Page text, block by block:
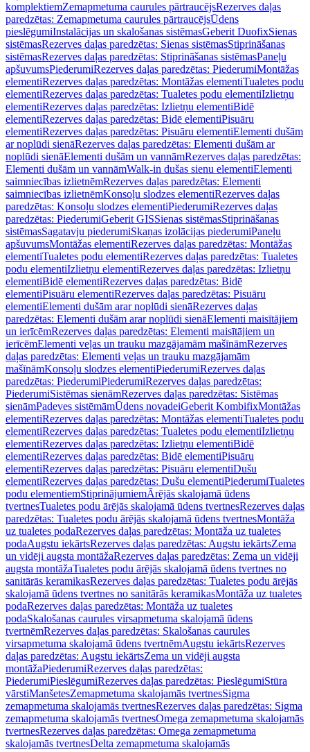
komplektiemZemapmetuma caurules pārtraucējsRezerves daļas
paredzētas: Zemapmetuma caurules pārtraucējsŪdens
pieslēgumiInstalācijas un skalošanas sistēmasGeberit DuofixSienas
sistēmasRezerves daļas paredzētas: Sienas sistēmasStiprināšanas
sistēmasRezerves daļas paredzētas: Stiprināšanas sistēmasPaneļu
apšuvumsPiederumiRezerves daļas paredzētas: PiederumiMontāžas
elementiRezerves daļas paredzētas: Montāžas elementiTualetes podu
elementiRezerves daļas paredzētas: Tualetes podu elementiIzlietņu
elementiRezerves daļas paredzētas: Izlietņu elementiBidē
elementiRezerves daļas paredzētas: Bidē elementiPisuāru
elementiRezerves daļas paredzētas: Pisuāru elementiElementi dušām
ar noplūdi sienāRezerves daļas paredzētas: Elementi dušām ar
noplūdi sienāElementi dušām un vannāmRezerves daļas paredzētas:
Elementi dušām un vannāmWalk-in dušas sienu elementiElementi
saimniecības izlietnēmRezerves daļas paredzētas: Elementi
saimniecības izlietnēmKonsoļu slodzes elementiRezerves daļas
paredzētas: Konsoļu slodzes elementiPiederumiRezerves daļas
paredzētas: PiederumiGeberit GISSienas sistēmasStiprināšanas
sistēmasSagatavju piederumiSkaņas izolācijas piederumiPaneļu
apšuvumsMontāžas elementiRezerves daļas paredzētas: Montāžas
elementiTualetes podu elementiRezerves daļas paredzētas: Tualetes
podu elementiIzlietņu elementiRezerves daļas paredzētas: Izlietņu
elementiBidē elementiRezerves daļas paredzētas: Bidē
elementiPisuāru elementiRezerves daļas paredzētas: Pisuāru
elementiElementi dušām arar noplūdi sienāRezerves daļas
paredzētas: Elementi dušām arar noplūdi sienāElementi maisītājiem
un ierīcēmRezerves daļas paredzētas: Elementi maisītājiem un
ierīcēmElementi veļas un trauku mazgājamām mašīnāmRezerves
daļas paredzētas: Elementi veļas un trauku mazgājamām
mašīnāmKonsoļu slodzes elementiPiederumiRezerves daļas
paredzētas: PiederumiPiederumiRezerves daļas paredzētas:
PiederumiSistēmas sienāmRezerves daļas paredzētas: Sistēmas
sienāmPadeves sistēmāmŪdens novadeiGeberit KombifixMontāžas
elementiRezerves daļas paredzētas: Montāžas elementiTualetes podu
elementiRezerves daļas paredzētas: Tualetes podu elementiIzlietņu
elementiRezerves daļas paredzētas: Izlietņu elementiBidē
elementiRezerves daļas paredzētas: Bidē elementiPisuāru
elementiRezerves daļas paredzētas: Pisuāru elementiDušu
elementiRezerves daļas paredzētas: Dušu elementiPiederumiTualetes
podu elementiemStiprinājumiemĀrējās skalojamā ūdens
tvertnesTualetes podu ārējās skalojamā ūdens tvertnesRezerves daļas
paredzētas: Tualetes podu ārējās skalojamā ūdens tvertnesMontāža
uz tualetes podaRezerves daļas paredzētas: Montāža uz tualetes
podaAugstu iekārtsRezerves daļas paredzētas: Augstu iekārtsZema
un vidēji augsta montāžaRezerves daļas paredzētas: Zema un vidēji
augsta montāžaTualetes podu ārējās skalojamā ūdens tvertnes no
sanitārās keramikasRezerves daļas paredzētas: Tualetes podu ārējās
skalojamā ūdens tvertnes no sanitārās keramikasMontāža uz tualetes
podaRezerves daļas paredzētas: Montāža uz tualetes
podaSkalošanas caurules virsapmetuma skalojamā ūdens
tvertnēmRezerves daļas paredzētas: Skalošanas caurules
virsapmetuma skalojamā ūdens tvertnēmAugstu iekārtsRezerves
daļas paredzētas: Augstu iekārtsZema un vidēji augsta
montāžaPiederumiRezerves daļas paredzētas:
PiederumiPieslēgumiRezerves daļas paredzētas: PieslēgumiStūra
vārstiManšetesZemapmetuma skalojamās tvertnesSigma
zemapmetuma skalojamās tvertnesRezerves daļas paredzētas: Sigma
zemapmetuma skalojamās tvertnesOmega zemapmetuma skalojamās
tvertnesRezerves daļas paredzētas: Omega zemapmetuma
skalojamās tvertnesDelta zemapmetuma skalojamās